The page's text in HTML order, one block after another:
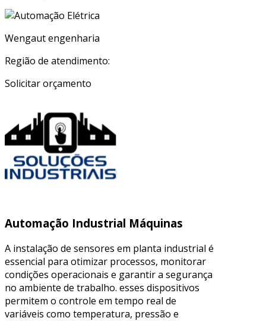
Wengaut engenharia
Região de atendimento:
Solicitar orçamento
Automação Industrial Máquinas
A instalação de sensores em planta industrial é
essencial para otimizar processos, monitorar
condições operacionais e garantir a segurança
no ambiente de trabalho. esses dispositivos
permitem o controle em tempo real de
variáveis como temperatura, pressão e